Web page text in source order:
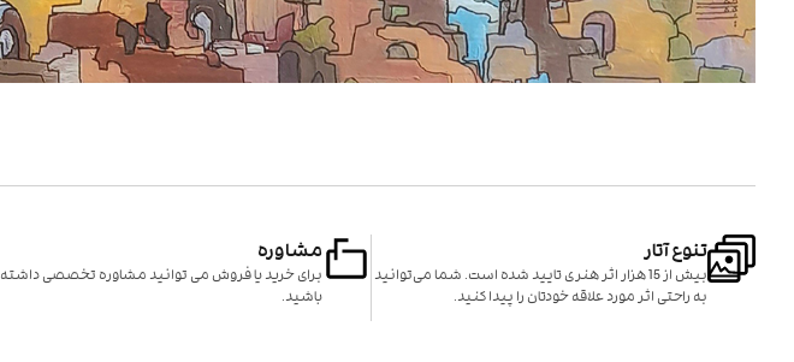
تنوع آتار
بیش از 15 هزار اثر هنری تایید شده است. شما می‌توانید
به راحتی اثر مورد علاقه خودتان را پیدا کنید.
مشاوره
برای خرید یا فروش می توانید مشاوره تخصصی داشته
باشید.